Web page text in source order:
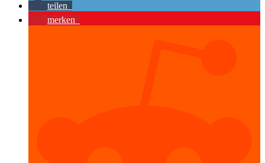
teilen
merken